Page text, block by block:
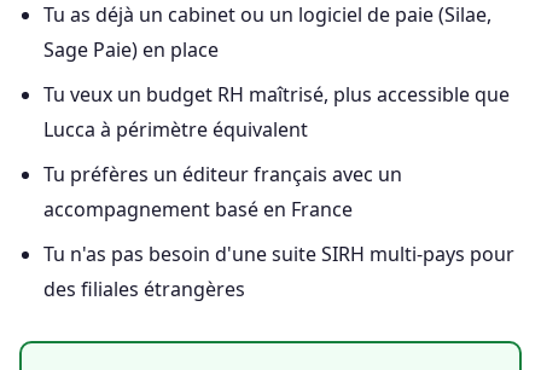
Tu as déjà un cabinet ou un logiciel de paie (Silae,
Sage Paie) en place
Tu veux un budget RH maîtrisé, plus accessible que
Lucca à périmètre équivalent
Tu préfères un éditeur français avec un
accompagnement basé en France
Tu n'as pas besoin d'une suite SIRH multi-pays pour
des filiales étrangères